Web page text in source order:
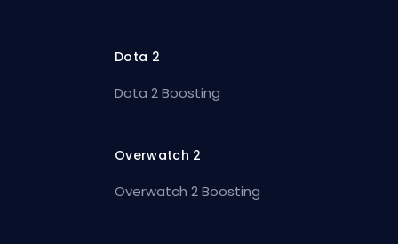
Dota 2
Dota 2 Boosting
Overwatch 2
Overwatch 2 Boosting